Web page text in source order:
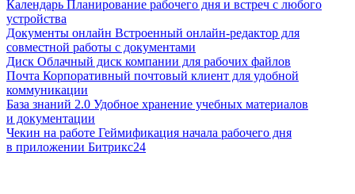
Календарь Планирование рабочего дня и встреч с любого
устройства
Документы онлайн Встроенный онлайн-редактор для
совместной работы с документами
Диск Облачный диск компании для рабочих файлов
Почта Корпоративный почтовый клиент для удобной
коммуникации
База знаний 2.0 Удобное хранение учебных материалов
и документации
Чекин на работе Геймификация начала рабочего дня
в приложении Битрикс24